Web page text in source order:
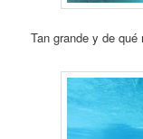
Tan grande y de